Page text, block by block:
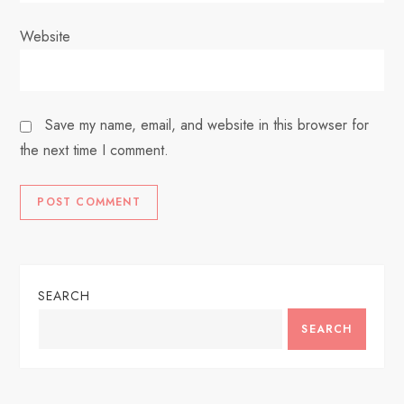
Website
Save my name, email, and website in this browser for
the next time I comment.
SEARCH
SEARCH